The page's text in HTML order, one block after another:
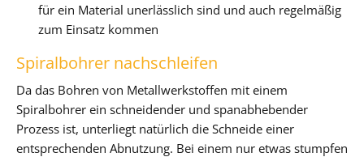
für ein Material unerlässlich sind und auch regelmäßig
zum Einsatz kommen
Spiralbohrer nachschleifen
Da das Bohren von Metallwerkstoffen mit einem
Spiralbohrer ein schneidender und spanabhebender
Prozess ist, unterliegt natürlich die Schneide einer
entsprechenden Abnutzung. Bei einem nur etwas stumpfen